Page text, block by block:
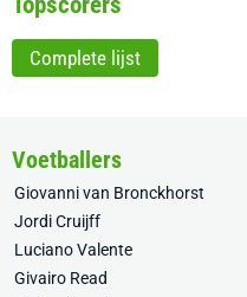
Complete lijst
Voetballers
Giovanni van Bronckhorst
Jordi Cruijff
Luciano Valente
Givairo Read